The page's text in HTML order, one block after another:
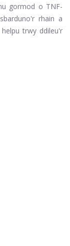
gormod o TNF-
rhain a
trwy ddileu'r